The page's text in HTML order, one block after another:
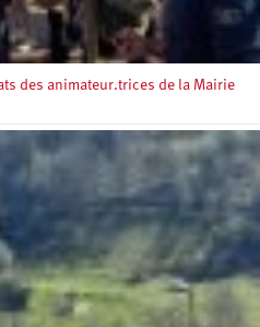
des animateur.trices de la Mairie